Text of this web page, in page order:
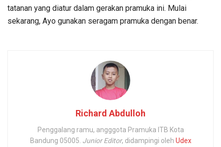
tatanan yang diatur dalam gerakan pramuka ini. Mulai
sekarang, Ayo gunakan seragam pramuka dengan benar.
Richard Abdulloh
Penggalang ramu, angggota Pramuka ITB Kota
Bandung 05005. Junior Editor, didampingi oleh Udex